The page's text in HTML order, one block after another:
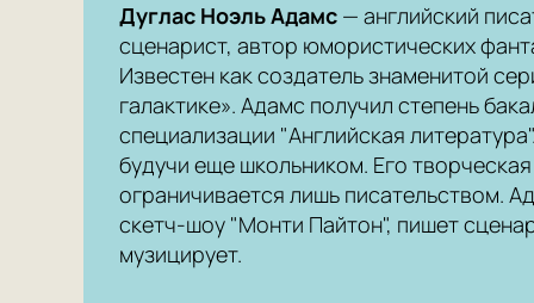
Дуглас Ноэль Адамс — английский
сценарист, автор юмористических
Известен как создатель знаменитой
галактике». Адамс получил степень
специализации "Английская
будучи еще школьником. Его
ограничивается лишь писательством.
скетч-шоу "Монти Пайтон", пишет
музицирует.